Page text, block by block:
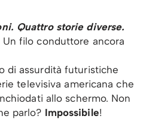
Quattro storie diverse.
Un filo conduttore ancora
di assurdità futuristiche
televisiva americana che
allo schermo. Non
parlo? Impossibile!